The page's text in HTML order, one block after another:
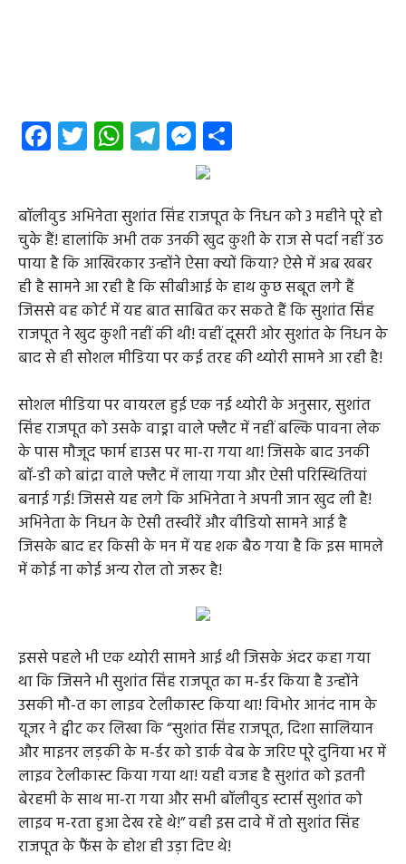
Facebook
Twitter
WhatsApp
Telegram
Messenger
बॉलीवुड अभिनेता सुशांत सिंह राजपूत के निधन को 3 महीने पूरे हो
चुके हैं! हालांकि अभी तक उनकी खुद कुशी के राज से पर्दा नहीं उठ
पाया है कि आखिरकार उन्होंने ऐसा क्यों किया? ऐसे में अब खबर
ही है सामने आ रही है कि सीबीआई के हाथ कुछ सबूत लगे हैं
जिससे वह कोर्ट में यह बात साबित कर सकते हैं कि सुशांत सिंह
राजपूत ने खुद कुशी नहीं की थी! वहीं दूसरी ओर सुशांत के निधन के
बाद से ही सोशल मीडिया पर कई तरह की थ्योरी सामने आ रही है!
सोशल मीडिया पर वायरल हुई एक नई थ्योरी के अनुसार, सुशांत
सिंह राजपूत को उसके वाड्रा वाले फ्लैट में नहीं बल्कि पावना लेक
के पास मौजूद फार्म हाउस पर मा-रा गया था! जिसके बाद उनकी
बॉ-डी को बांद्रा वाले फ्लैट में लाया गया और ऐसी परिस्थितियां
बनाई गई! जिससे यह लगे कि अभिनेता ने अपनी जान खुद ली है!
अभिनेता के निधन के ऐसी तस्वीरें और वीडियो सामने आई है
जिसके बाद हर किसी के मन में यह शक बैठ गया है कि इस मामले
में कोई ना कोई अन्य रोल तो जरूर है!
इससे पहले भी एक थ्योरी सामने आई थी जिसके अंदर कहा गया
था कि जिसने भी सुशांत सिंह राजपूत का म-र्डर किया है उन्होंने
उसकी मौ-त का लाइव टेलीकास्ट किया था! विभोर आनंद नाम के
यूजर ने ट्वीट कर लिखा कि “सुशांत सिंह राजपूत, दिशा सालियान
और माइनर लड़की के म-र्डर को डार्क वेब के जरिए पूरे दुनिया भर में
लाइव टेलीकास्ट किया गया था! यही वजह है सुशांत को इतनी
बेरहमी के साथ मा-रा गया और सभी बॉलीवुड स्टार्स सुशांत को
लाइव म-रता हुआ देख रहे थे!” वही इस दावे में तो सुशांत सिंह
राजपूत के फैंस के होश ही उड़ा दिए थे!